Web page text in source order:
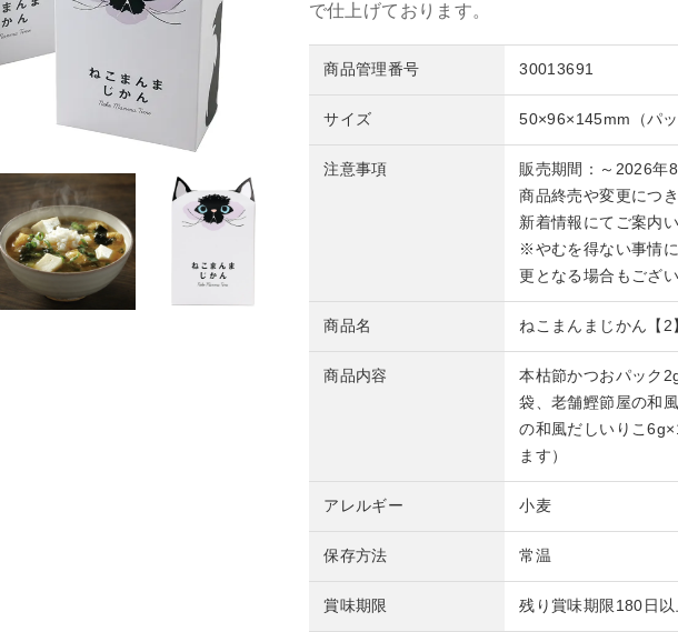
で仕上げております。
商品管理番号 30013691
サイズ 50×96×145mm（パッ
注意事項
販売期間：～2026年
商品終売や変更につ
新着情報にてご案内
※やむを得ない事情
更となる場合もござ
商品名 ねこまんまじかん【2
商品内容
本枯節かつおパック
袋、老舗鰹節屋の和
の和風だしいりこ
ます）
アレルギー 小麦
保存方法 常温
賞味期限 残り賞味期限180日以